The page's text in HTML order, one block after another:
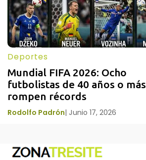
Deportes
Mundial FIFA 2026: Ocho
futbolistas de 40 años o más
rompen récords
Rodolfo Padrón| Junio 17, 2026